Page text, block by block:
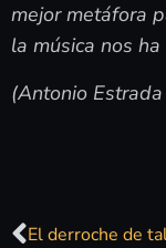
mejor metáfora
la música nos
(Antonio